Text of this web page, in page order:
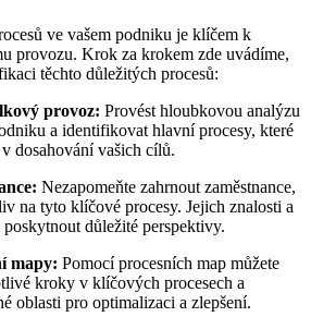
ve vašem podniku je klíčem k
provozu. Krok za krokem zde uvádíme,
těchto důležitých procesů:
provoz: Provést hloubkovou analýzu
a identifikovat hlavní procesy, které
dosahování vašich cílů.
Nezapomeňte zahrnout zaměstnance,
na tyto klíčové procesy. Jejich znalosti a
důležité perspektivy.
mapy: Pomocí procesních map můžete
kroky v klíčových procesech a
oblasti pro optimalizaci a zlepšení.